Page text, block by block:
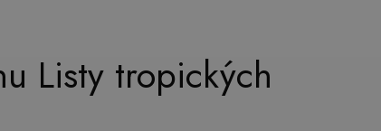
Listy tropických